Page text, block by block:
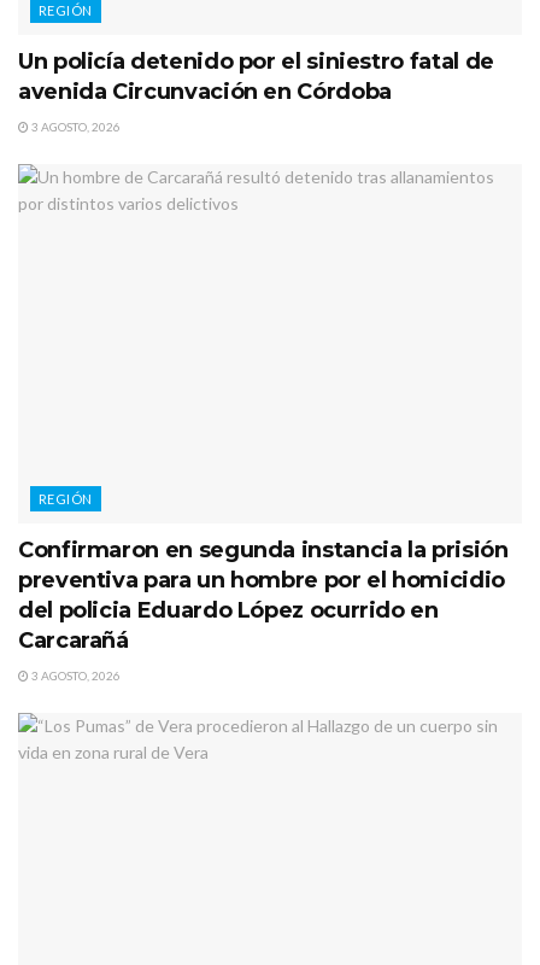
REGIÓN
Un policía detenido por el siniestro fatal de
avenida Circunvación en Córdoba
3 AGOSTO, 2026
REGIÓN
Confirmaron en segunda instancia la prisión
preventiva para un hombre por el homicidio
del policia Eduardo López ocurrido en
Carcarañá
3 AGOSTO, 2026